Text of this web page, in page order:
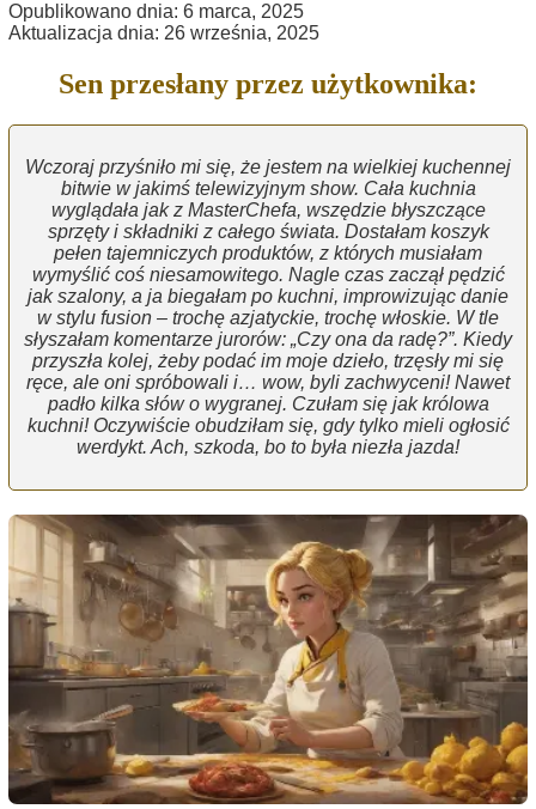
Opublikowano dnia: 6 marca, 2025
Aktualizacja dnia: 26 września, 2025
Sen przesłany przez użytkownika:
Wczoraj przyśniło mi się, że jestem na wielkiej kuchennej
bitwie w jakimś telewizyjnym show. Cała kuchnia
wyglądała jak z MasterChefa, wszędzie błyszczące
sprzęty i składniki z całego świata. Dostałam koszyk
pełen tajemniczych produktów, z których musiałam
wymyślić coś niesamowitego. Nagle czas zaczął pędzić
jak szalony, a ja biegałam po kuchni, improwizując danie
w stylu fusion – trochę azjatyckie, trochę włoskie. W tle
słyszałam komentarze jurorów: „Czy ona da radę?”. Kiedy
przyszła kolej, żeby podać im moje dzieło, trzęsły mi się
ręce, ale oni spróbowali i… wow, byli zachwyceni! Nawet
padło kilka słów o wygranej. Czułam się jak królowa
kuchni! Oczywiście obudziłam się, gdy tylko mieli ogłosić
werdykt. Ach, szkoda, bo to była niezła jazda!